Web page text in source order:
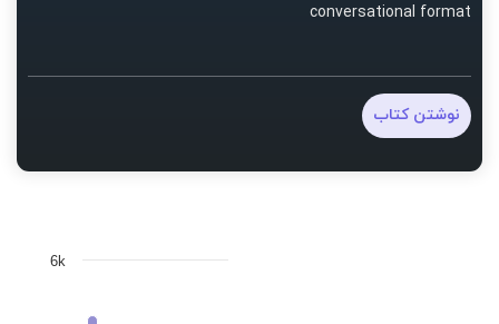
conversational format
نوشتن کتاب
6k